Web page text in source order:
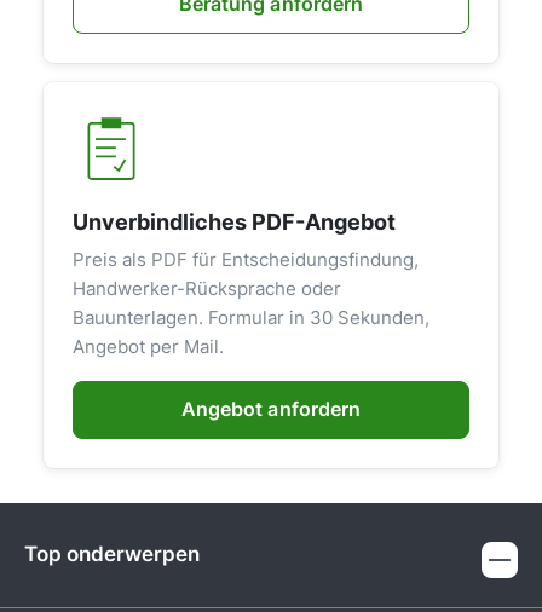
Unverbindliches PDF-Angebot
Preis als PDF für Entscheidungsfindung,
Handwerker-Rücksprache oder
Bauunterlagen. Formular in 30 Sekunden,
Angebot per Mail.
Angebot anfordern
Top onderwerpen